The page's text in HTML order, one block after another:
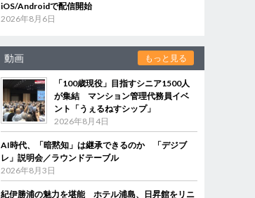
iOS/Androidで配信開始
2026年8月6日
動画 もっと見る
「100歳現役」目指すシニア1500人
が集結 マンション管理代務員イベ
ント「うぇるねすシップ」
2026年8月4日
AI時代、「暗黙知」は継承できるのか 「デジブ
レ」説明会／ラウンドテーブル
2026年8月3日
紀伊勝浦の魅力を堪能 ホテル浦島、日昇館をリニ